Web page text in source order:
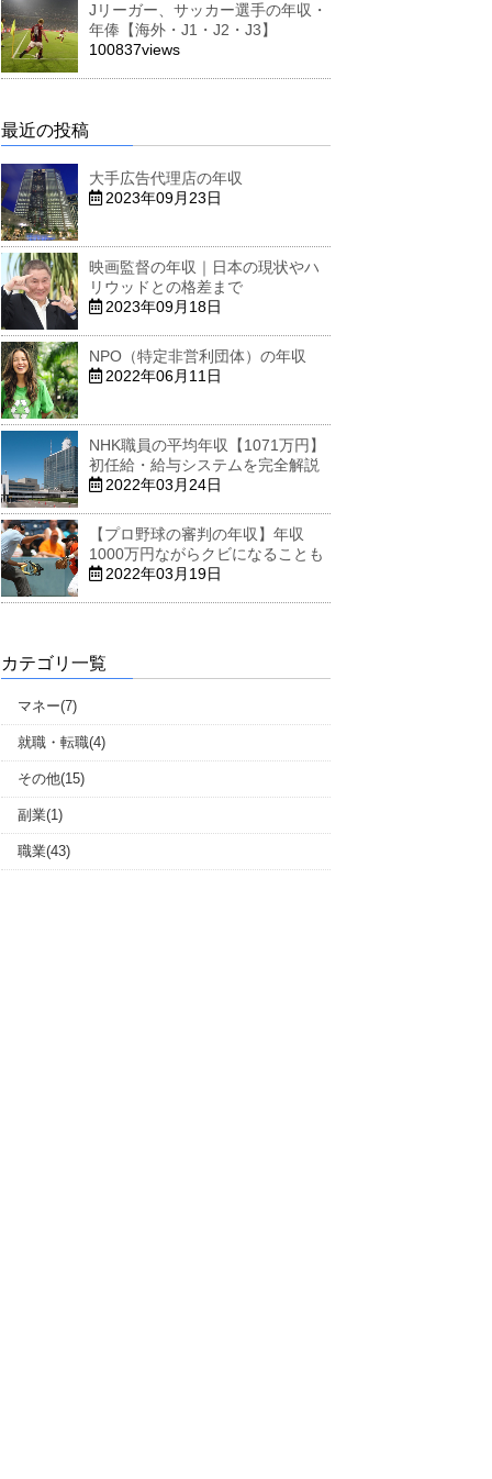
Jリーガー、サッカー選手の年収・
年俸【海外・J1・J2・J3】
100837views
最近の投稿
大手広告代理店の年収
2023年09月23日
映画監督の年収｜日本の現状やハ
リウッドとの格差まで
2023年09月18日
NPO（特定非営利団体）の年収
2022年06月11日
NHK職員の平均年収【1071万円】
初任給・給与システムを完全解説
2022年03月24日
【プロ野球の審判の年収】年収
1000万円ながらクビになることも
2022年03月19日
カテゴリ一覧
マネー(7)
就職・転職(4)
その他(15)
副業(1)
職業(43)